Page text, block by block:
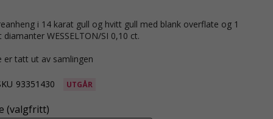
WESSELTON/SI 0,10 ct.
er tatt ut av samlingen
93351430 UTGÅR
(valgfritt)